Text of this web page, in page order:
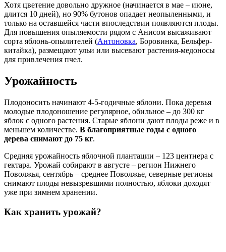
Хотя цветение довольно дружное (начинается в мае – июне,
длится 10 дней), но 90% бутонов опадает неопыленными, и
только на оставшейся части впоследствии появляются плоды.
Для повышения опыляемости рядом с Анисом высаживают
сорта яблонь-опылителей (Антоновка, Боровинка, Бельфер-
китайка), размещают ульи или высевают растения-медоносы
для привлечения пчел.
Урожайность
Плодоносить начинают 4-5-годичные яблони. Пока деревья
молодые плодоношение регулярное, обильное – до 300 кг
яблок с одного растения. Старые яблони дают плоды реже и в
меньшем количестве. В благоприятные годы с одного
дерева снимают до 75 кг.
Средняя урожайность яблочной плантации – 123 центнера с
гектара. Урожай собирают в августе – регион Нижнего
Поволжья, сентябрь – среднее Поволжье, северные регионы
снимают плоды невызревшими полностью, яблоки доходят
уже при зимнем хранении.
Как хранить урожай?